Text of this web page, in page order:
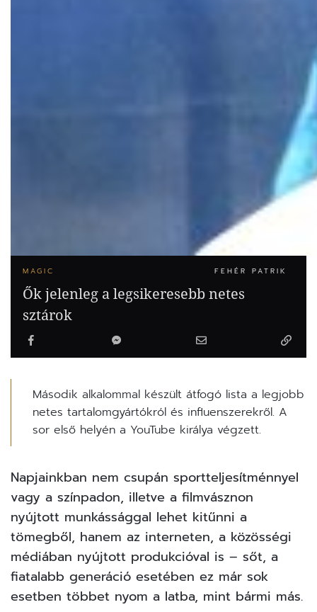
MAGIC FEHÉR PATRIK
Ők jelenleg a legsikeresebb netes
sztárok
Második alkalommal készült átfogó lista a legjobb
netes tartalomgyártókról és influenszerekről. A
sor első helyén a YouTube királya végzett.
Napjainkban nem csupán sportteljesítménnyel
vagy a színpadon, illetve a filmvásznon
nyújtott munkássággal lehet kitűnni a
tömegből, hanem az interneten, a közösségi
médiában nyújtott produkcióval is – sőt, a
fiatalabb generáció esetében ez már sok
esetben többet nyom a latba, mint bármi más.